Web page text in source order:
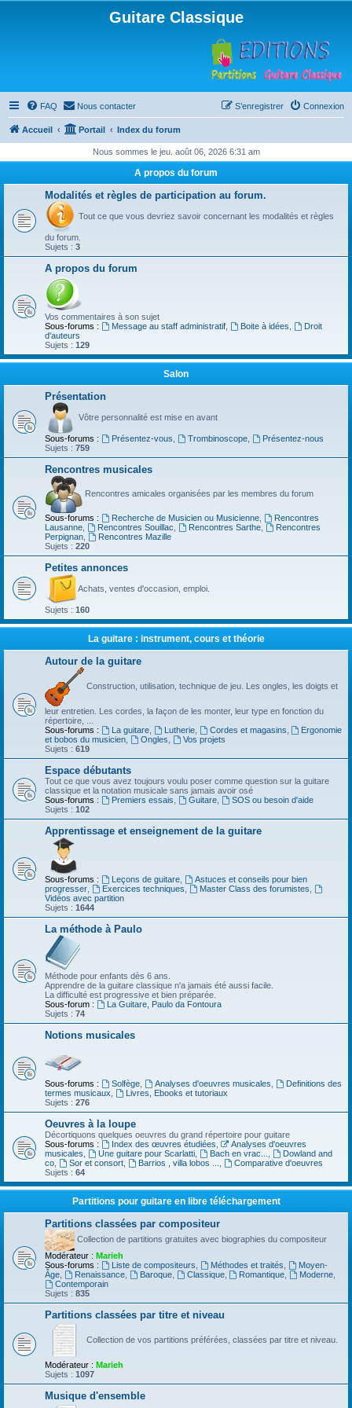
Guitare Classique
FAQ Nous contacter Connexion
S’enregistrer
Accueil Portail Index du forum
Nous sommes le jeu. août 06, 2026 6:31 am
A propos du forum
Modalités et règles de participation au forum.
Tout ce que vous devriez savoir concernant les modalités et règles
du forum.
Sujets : 3
A propos du forum
Vos commentaires à son sujet
Sous-forums :
Message au staff administratif, Boite à idées
Droit
d'auteurs
Sujets : 129
Salon
Présentation
Vôtre personnalité est mise en avant
Sous-forums : Présentez-vous Trombinoscope,
Présentez-nous
Sujets : 759
Rencontres musicales
Rencontres amicales organisées par les membres du forum
Sous-forums : Recherche de Musicien ou Musicienne,
Rencontres
Lausanne
Rencontres Souillac Rencontres Sarthe,
Rencontres
Perpignan
Rencontres Mazille
Sujets : 220
Petites annonces
Achats, ventes d'occasion, emploi.
Sujets : 160
La guitare : instrument, cours et théorie
Autour de la guitare
Construction, utilisation, technique de jeu. Les ongles, les doigts et
leur entretien. Les cordes, la façon de les monter, leur type en fonction du
répertoire, ...
Sous-forums :
La guitare, Lutherie, Cordes et magasins
Ergonomie
et bobos du musicien
Ongles
Vos projets
Sujets : 619
Espace débutants
Tout ce que vous avez toujours voulu poser comme question sur la guitare
classique et la notation musicale sans jamais avoir osé
Sous-forums :
Premiers essais Guitare,
SOS ou besoin d'aide
Sujets : 102
Apprentissage et enseignement de la guitare
Sous-forums : Leçons de guitare,
Astuces et conseils pour bien
progresser
Exercices techniques Master Class des forumistes
Vidéos avec partition
Sujets : 1644
La méthode à Paulo
Méthode pour enfants dès 6 ans.
Apprendre de la guitare classique n'a jamais été aussi facile.
La difficulté est progressive et bien préparée.
Sous-forum :
La Guitare, Paulo da Fontoura
Sujets : 74
Notions musicales
Sous-forums : Solfège, Analyses d'oeuvres musicales
Definitions des
termes musicaux
Livres, Ebooks et tutoriaux
Sujets : 276
Oeuvres à la loupe
Décortiquons quelques oeuvres du grand répertoire pour guitare
Sous-forums :
Index des œuvres étudiées
Analyses d'oeuvres
musicales
Une guitare pour Scarlatti, Bach en vrac...
Dowland and
co
Sor et consort, Barrios , villa lobos ...
Comparative d'oeuvres
Sujets : 64
Partitions pour guitare en libre téléchargement
Partitions classées par compositeur
Collection de partitions gratuites avec biographies du compositeur
Modérateur : Marieh
Sous-forums :
Liste de compositeurs Méthodes et traités
Moyen-
Âge
Renaissance, Baroque, Classique, Romantique Moderne
Contemporain
Sujets : 835
Partitions classées par titre et niveau
Collection de vos partitions préférées, classées par titre et niveau.
Modérateur : Marieh
Sujets : 1097
Musique d'ensemble